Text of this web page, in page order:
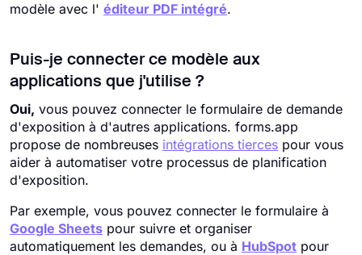
modèle avec l' éditeur PDF intégré.
Puis-je connecter ce modèle aux
applications que j'utilise ?
Oui, vous pouvez connecter le formulaire de demande
d'exposition à d'autres applications. forms.app
propose de nombreuses intégrations tierces pour vous
aider à automatiser votre processus de planification
d'exposition.
Par exemple, vous pouvez connecter le formulaire à
Google Sheets pour suivre et organiser
automatiquement les demandes, ou à HubSpot pour